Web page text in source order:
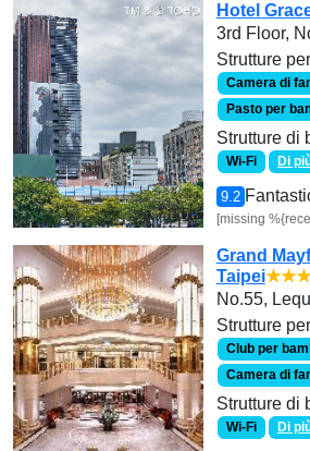
Hotel
Strutture
Camera di
Pasto per
Strutture di
Wi-Fi Di
9.2
[missing
Grand
Taipei
No.55,
Strutture
Club per
Camera di
Strutture di
Wi-Fi Di